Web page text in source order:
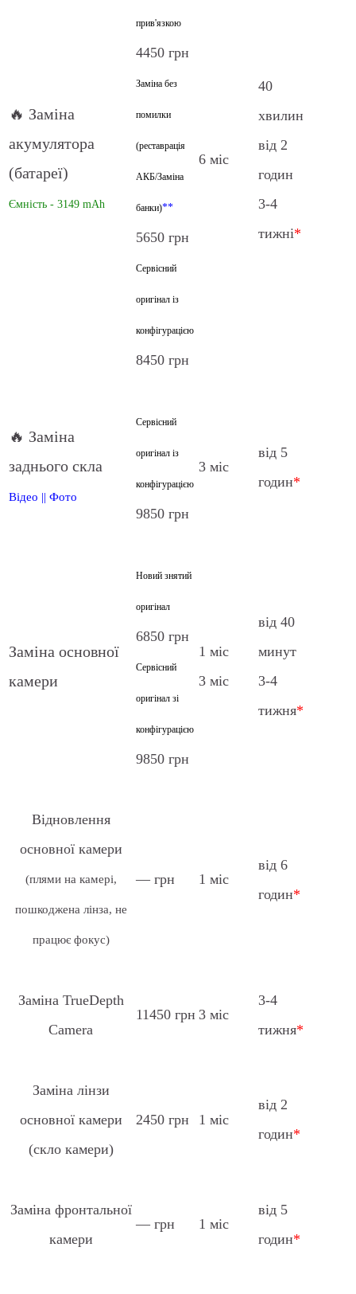
🔥 Заміна
акумулятора
(батареї)
Ємність - 3149 mAh
прив'язкою
4450 грн
Заміна без
помилки
(реставрація
АКБ/Заміна
банки)**
5650 грн
Сервісний
оригінал із
конфігурацією
8450 грн
6 міс
40
хвилин
від 2
годин
3-4
тижні*
🔥 Заміна
заднього скла
Відео || Фото
Сервісний
оригінал із
конфігурацією
9850 грн
3 міс
від 5
годин*
Заміна основної
камери
Новий знятий
оригінал
6850 грн
Сервісний
оригінал зі
конфігурацією
9850 грн
1 міс
3 міс
від 40
минут
3-4
тижня*
Відновлення
основної камери
(плями на камері,
пошкоджена лінза, не
працює фокус)
— грн 1 міс
від 6
годин*
Заміна TrueDepth
Camera
11450 грн 3 міс
3-4
тижня*
Заміна лінзи
основної камери
(скло камери)
2450 грн 1 міс
від 2
годин*
Заміна фронтальної
камери
— грн 1 міс
від 5
годин*